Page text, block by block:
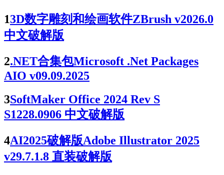
13D数字雕刻和绘画软件ZBrush v2026.0
中文破解版
2.NET合集包Microsoft .Net Packages
AIO v09.09.2025
3SoftMaker Office 2024 Rev S
S1228.0906 中文破解版
4AI2025破解版Adobe Illustrator 2025
v29.7.1.8 直装破解版